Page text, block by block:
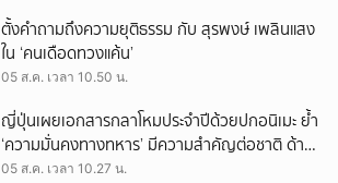
ตั้งคำถามถึงความยุติธรรม กับ สุรพงษ์ เพลินแสง
ใน ‘คนเดือดทวงแค้น’
05 ส.ค. เวลา 10.50 น.
ญี่ปุ่นเผยเอกสารกลาโหมประจำปีด้วยปกอนิเมะ ย้ำ
‘ความมั่นคงทางทหาร’ มีความสำคัญต่อชาติ ด้าน
จีนเตือน ขออย่าซ้ำรอยประวัติศาสตร์
05 ส.ค. เวลา 10.27 น.